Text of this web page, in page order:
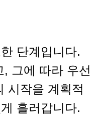
단계입니다.
그에 따라 우선
시작을 계획적
흘러갑니다.